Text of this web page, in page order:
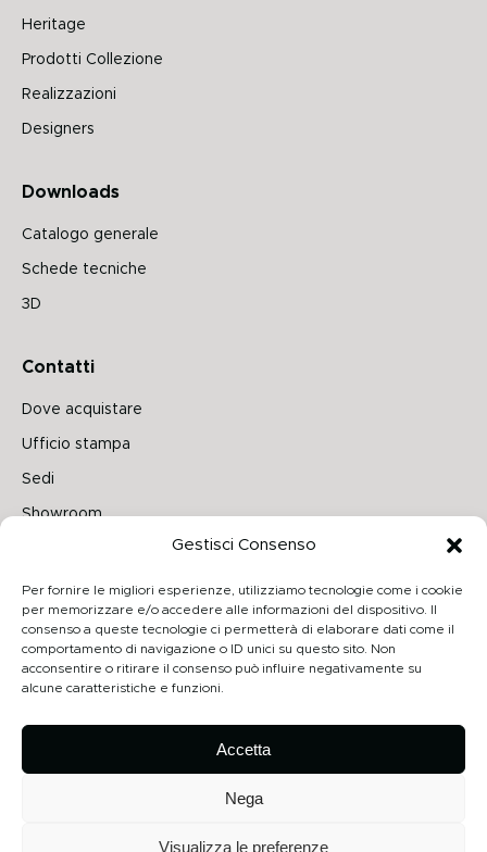
Gestisci Consenso
Per fornire le migliori esperienze, utilizziamo tecnologie come i cookie
per memorizzare e/o accedere alle informazioni del dispositivo. Il
consenso a queste tecnologie ci permetterà di elaborare dati come il
comportamento di navigazione o ID unici su questo sito. Non
acconsentire o ritirare il consenso può influire negativamente su
alcune caratteristiche e funzioni.
Accetta
Nega
Visualizza le preferenze
Heritage
Prodotti Collezione
Realizzazioni
Designers
Downloads
Catalogo generale
Schede tecniche
3D
Contatti
Dove acquistare
Ufficio stampa
Sedi
Showroom
Archiproducts
Privacy Policy